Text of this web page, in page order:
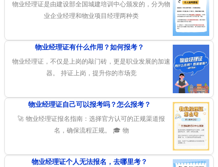
物业经理证是由建设部全国城建培训中心颁发的，分为物
业企业经理和物业项目经理两种类
物业经理证有什么作用？如何报考？
物业经理证，不仅是上岗的敲门砖，更是职业发展的加速
器。 持证上岗，提升你的市场竞
物业经理证自己可以报考吗？怎么报考？
🚀 物业经理证报名指南：选择官方认可的正规渠道报
名，确保流程正规。 🎓 物
物业经理证个人无法报名，去哪里考？